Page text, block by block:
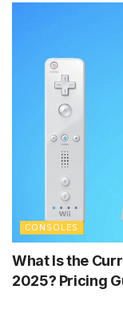
CONSOLES
What Is the
2025? Pricing